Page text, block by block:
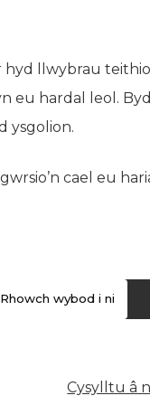
hyd llwybrau
eu hardal leol.
ysgolion.
cael eu
Rhowch wybod i ni
Cysylltu â